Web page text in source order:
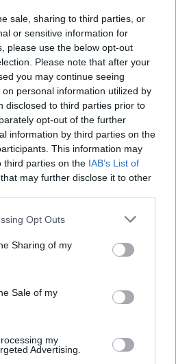
sale, sharing to third parties, or
or sensitive information for
please use the below opt-out
Please note that after your
you may continue seeing
personal information utilized by
disclosed to third parties prior to
opt-out of the further
information by third parties on the
This information may
third parties on the IAB’s List of
that may further disclose it to other
app uses one or more Google
behaviour. You may click to
and its third-party tags to
purposes in below Google
Opt Outs
Sharing of my
Sale of my
my
Advertising.
utolsó
Budapesten.
Mori kislemez
a BEFORE WE